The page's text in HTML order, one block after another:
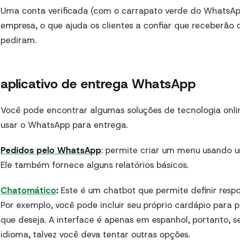
Uma conta verificada (com o carrapato verde do
empresa, o que ajuda os clientes a confiar que receberão
pediram.
aplicativo de entrega WhatsApp
Você pode encontrar algumas soluções de tecnologia
usar o WhatsApp para entrega.
Pedidos pelo WhatsApp: permite criar um menu usando
Ele também fornece alguns relatórios básicos.
Chatomático: Este é um chatbot que permite definir
Por exemplo, você pode incluir seu próprio cardápio para
que deseja. A interface é apenas em espanhol, portanto,
idioma, talvez você deva tentar outras opções.